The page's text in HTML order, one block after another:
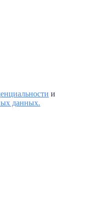
и
данных.